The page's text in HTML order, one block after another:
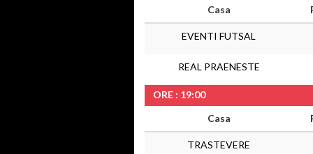
Casa
EVENTI FUTSAL
REAL PRAENESTE
ORE : 19:00
Casa
TRASTEVERE